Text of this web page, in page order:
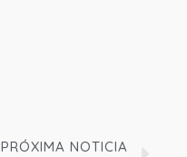
PRÓXIMA NOTICIA